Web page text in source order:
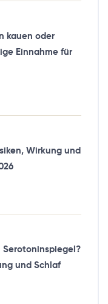
kauen oder
Einnahme für
Wirkung und
Serotoninspiegel?
und Schlaf